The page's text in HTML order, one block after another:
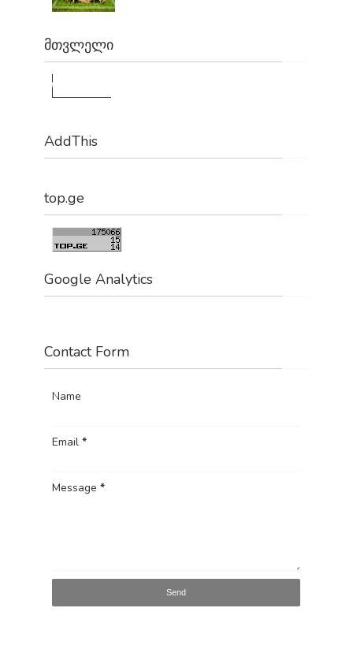
მთვლელი
AddThis
top.ge
Google Analytics
Contact Form
Name
Email*
Message*